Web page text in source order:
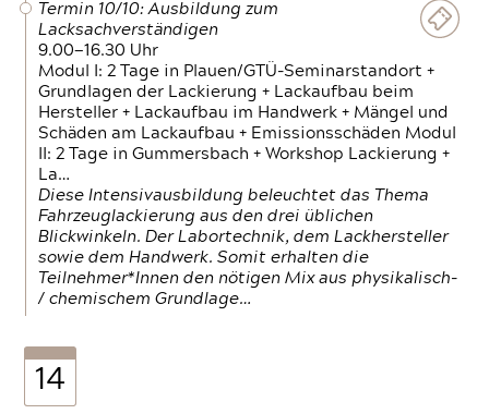
Termin 10/10: Ausbildung zum
Lacksachverständigen
9.00—16.30 Uhr
Modul I: 2 Tage in Plauen/GTÜ-Seminarstandort +
Grundlagen der Lackierung + Lackaufbau beim
Hersteller + Lackaufbau im Handwerk + Mängel und
Schäden am Lackaufbau + Emissionsschäden Modul
II: 2 Tage in Gummersbach + Workshop Lackierung +
La…
Diese Intensivausbildung beleuchtet das Thema
Fahrzeuglackierung aus den drei üblichen
Blickwinkeln. Der Labortechnik, dem Lackhersteller
sowie dem Handwerk. Somit erhalten die
Teilnehmer*Innen den nötigen Mix aus physikalisch-
/ chemischem Grundlage…
14